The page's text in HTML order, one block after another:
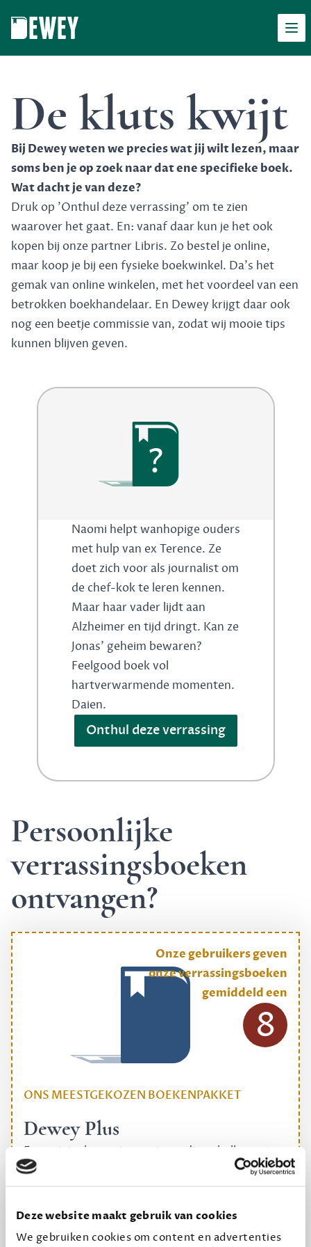
Deze website maakt gebruik van cookies
We gebruiken cookies om content en advertenties
De kluts kwijt
Bij Dewey weten we precies wat jij wilt lezen, maar
soms ben je op zoek naar dat ene specifieke boek.
Wat dacht je van deze?
Druk op 'Onthul deze verrassing' om te zien
waarover het gaat. En: vanaf daar kun je het ook
kopen bij onze partner Libris. Zo bestel je online,
maar koop je bij een fysieke boekwinkel. Da's het
gemak van online winkelen, met het voordeel van een
betrokken boekhandelaar. En Dewey krijgt daar ook
nog een beetje commissie van, zodat wij mooie tips
kunnen blijven geven.
?
Naomi helpt wanhopige ouders
met hulp van ex Terence. Ze
doet zich voor als journalist om
de chef-kok te leren kennen.
Maar haar vader lijdt aan
Alzheimer en tijd dringt. Kan ze
Jonas' geheim bewaren?
Feelgood boek vol
hartverwarmende momenten.
Daien.
Onthul deze verrassing
Persoonlijke
verrassingsboeken
ontvangen?
ONS MEESTGEKOZEN BOEKENPAKKET
Dewey Plus
Een originele manier om je reading challenge te
halen.
Onze gebruikers geven
onze verrassingsboeken
gemiddeld een
8